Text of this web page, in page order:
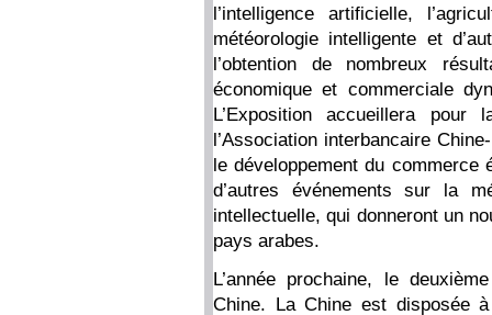
l’intelligence artificielle,
météorologie intelligente et
l’obtention de nombreux
économique et commerciale
L’Exposition accueillera
l’Association interbancaire
le développement du
d’autres événements sur la
intellectuelle, qui donneront un
pays arabes.
L’année prochaine, le
Chine. La Chine est disposée